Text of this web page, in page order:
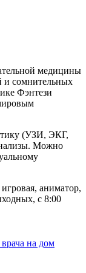
медицины
и сомнительных
Фэнтези
(УЗИ, ЭКГ,
Можно
аниматор,
с 8:00
на дом